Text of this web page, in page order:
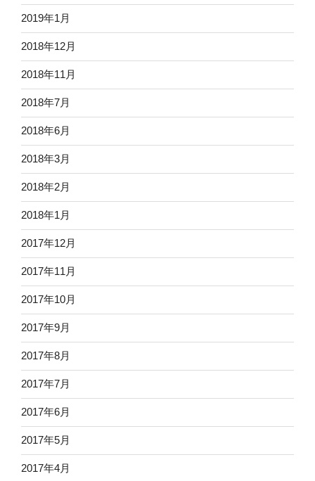
2019年1月
2018年12月
2018年11月
2018年7月
2018年6月
2018年3月
2018年2月
2018年1月
2017年12月
2017年11月
2017年10月
2017年9月
2017年8月
2017年7月
2017年6月
2017年5月
2017年4月